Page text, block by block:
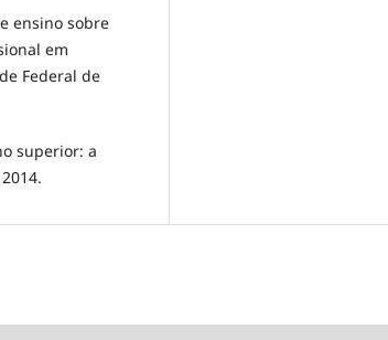
ensino sobre
em
Federal de
superior: a